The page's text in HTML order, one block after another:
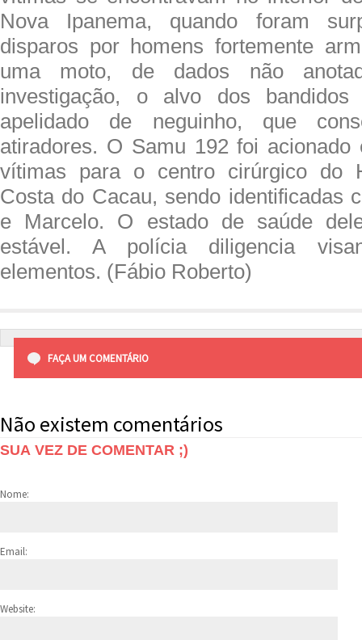
Nova Ipanema, quando foram
disparos por homens fortemente
uma moto, de dados não
investigação, o alvo dos
apelidado de neguinho, que
atiradores. O Samu 192 foi acionado
vítimas para o centro cirúrgico do
Costa do Cacau, sendo identificadas
e Marcelo. O estado de saúde
estável. A polícia diligencia
elementos. (Fábio Roberto)
FAÇA UM COMENTÁRIO
Não existem comentários
SUA VEZ DE COMENTAR ;)
Nome:
Email:
Website: